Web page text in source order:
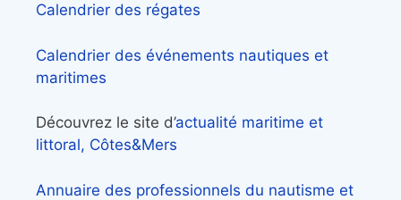
Calendrier des régates
Calendrier des événements nautiques et
maritimes
Découvrez le site d’actualité maritime et
littoral, Côtes&Mers
Annuaire des professionnels du nautisme et